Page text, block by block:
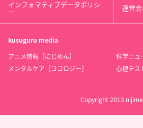
インフォマティブデータポリシ
ー 運営
kusuguru media
アニメ情報［にじめん］
科学ニュ
メンタルケア［ココロジー］
心理テス
Copyright 2013